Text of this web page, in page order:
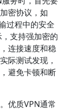
密协议，如
过程中的安全
支持强加密的
连接速度和稳
际测试发现，
避免卡顿和断
优质VPN通常